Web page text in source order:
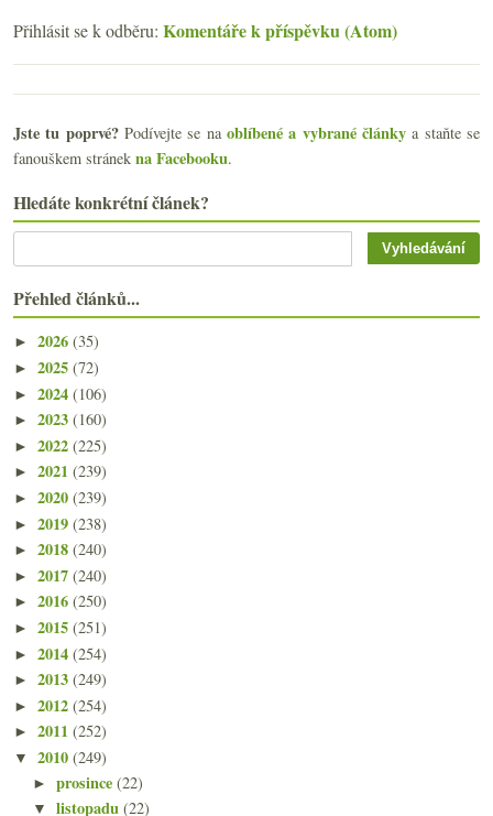
Přihlásit se k odběru: Komentáře k příspěvku (Atom)
Jste tu poprvé?Podívejte se naoblíbené a vybrané články a staňte se
fanouškem stránek na Facebooku.
Hledáte konkrétní článek?
Přehled článků...
► 2026 (35)
► 2025 (72)
► 2024 (106)
► 2023 (160)
► 2022 (225)
► 2021 (239)
► 2020 (239)
► 2019 (238)
► 2018 (240)
► 2017 (240)
► 2016 (250)
► 2015 (251)
► 2014 (254)
► 2013 (249)
► 2012 (254)
► 2011 (252)
▼ 2010 (249)
►prosince(22)
▼listopadu(22)